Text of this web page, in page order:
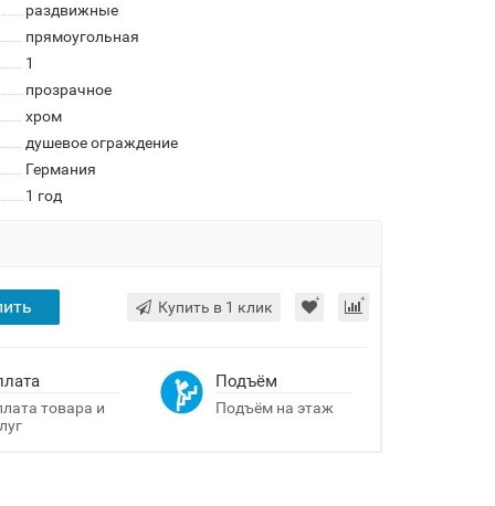
раздвижные
прямоугольная
1
прозрачное
хром
душевое ограждение
Германия
1 год
Купить в 1 клик
товара и
Подъём
Подъём на этаж